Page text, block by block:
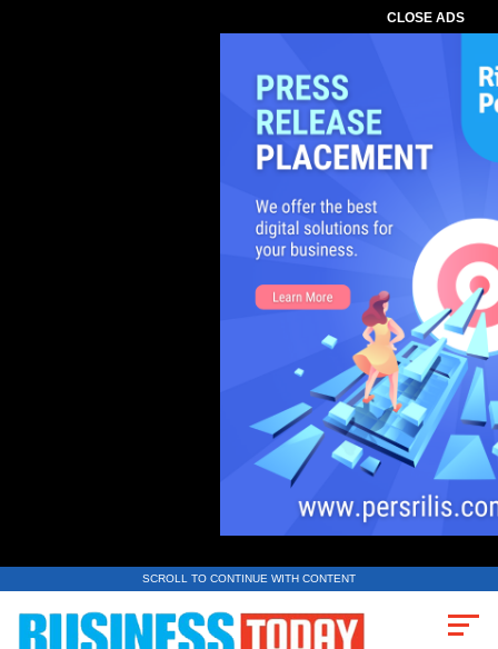
CLOSE ADS
SCROLL TO CONTINUE WITH CONTENT